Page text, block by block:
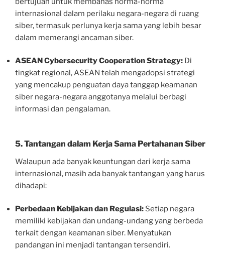
internasional dalam perilaku negara-negara di ruang
siber, termasuk perlunya kerja sama yang lebih besar
dalam memerangi ancaman siber.
ASEAN Cybersecurity Cooperation Strategy: Di
tingkat regional, ASEAN telah mengadopsi strategi
yang mencakup penguatan daya tanggap keamanan
siber negara-negara anggotanya melalui berbagi
informasi dan pengalaman.
5. Tantangan dalam Kerja Sama Pertahanan Siber
Walaupun ada banyak keuntungan dari kerja sama
internasional, masih ada banyak tantangan yang harus
dihadapi:
Perbedaan Kebijakan dan Regulasi: Setiap negara
memiliki kebijakan dan undang-undang yang berbeda
terkait dengan keamanan siber. Menyatukan
pandangan ini menjadi tantangan tersendiri.